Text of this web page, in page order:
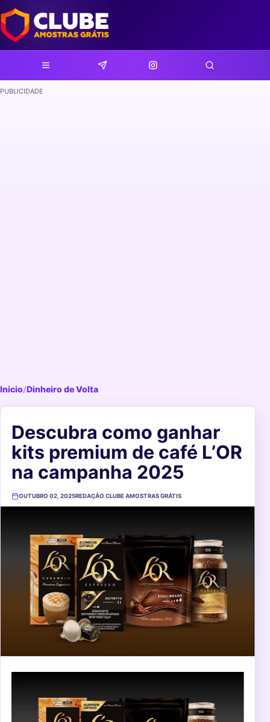
PUBLICIDADE
Inicio/Dinheiro de Volta
Descubra como ganhar
kits premium de café L’OR
na campanha 2025
OUTUBRO 02, 2025REDAÇÃO CLUBE AMOSTRAS GRÁTIS